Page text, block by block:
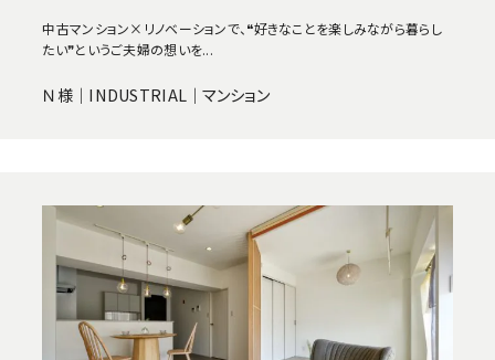
中古マンション×リノベーションで、❝好きなことを楽しみながら暮らし
たい❞というご夫婦の想いを...
Ｎ様｜INDUSTRIAL｜マンション